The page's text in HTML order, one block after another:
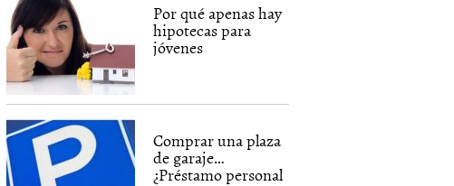
Por qué apenas hay
hipotecas para
jóvenes
Comprar una plaza
de garaje…
¿Préstamo personal